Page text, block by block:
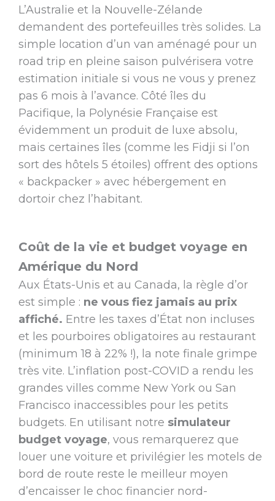
L’Australie et la Nouvelle-Zélande
demandent des portefeuilles très solides. La
simple location d’un van aménagé pour un
road trip en pleine saison pulvérisera votre
estimation initiale si vous ne vous y prenez
pas 6 mois à l’avance. Côté îles du
Pacifique, la Polynésie Française est
évidemment un produit de luxe absolu,
mais certaines îles (comme les Fidji si l’on
sort des hôtels 5 étoiles) offrent des options
« backpacker » avec hébergement en
dortoir chez l’habitant.
Coût de la vie et budget voyage en
Amérique du Nord
Aux États-Unis et au Canada, la règle d’or
est simple : ne vous fiez jamais au prix
affiché. Entre les taxes d’État non incluses
et les pourboires obligatoires au restaurant
(minimum 18 à 22% !), la note finale grimpe
très vite. L’inflation post-COVID a rendu les
grandes villes comme New York ou San
Francisco inaccessibles pour les petits
budgets. En utilisant notre simulateur
budget voyage, vous remarquerez que
louer une voiture et privilégier les motels de
bord de route reste le meilleur moyen
d’encaisser le choc financier nord-